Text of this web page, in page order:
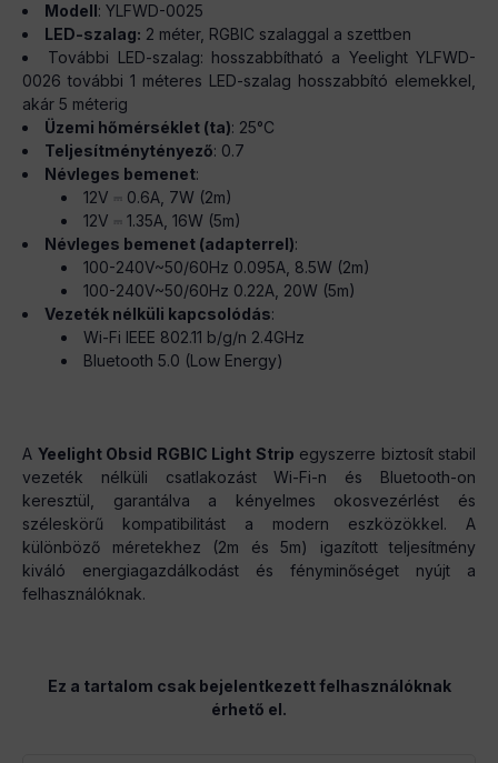
Modell: YLFWD-0025
LED-szalag: 2 méter, RGBIC szalaggal a szettben
További LED-szalag: hosszabbítható a Yeelight YLFWD-
0026 további 1 méteres LED-szalag hosszabbító elemekkel,
akár 5 méterig
Üzemi hőmérséklet (ta): 25°C
Teljesítménytényező: 0.7
Névleges bemenet:
12V ⎓ 0.6A, 7W (2m)
12V ⎓ 1.35A, 16W (5m)
Névleges bemenet (adapterrel):
100-240V~50/60Hz 0.095A, 8.5W (2m)
100-240V~50/60Hz 0.22A, 20W (5m)
Vezeték nélküli kapcsolódás:
Wi-Fi IEEE 802.11 b/g/n 2.4GHz
Bluetooth 5.0 (Low Energy)
A Yeelight Obsid RGBIC Light Strip egyszerre biztosít stabil
vezeték nélküli csatlakozást Wi-Fi-n és Bluetooth-on
keresztül, garantálva a kényelmes okosvezérlést és
széleskörű kompatibilitást a modern eszközökkel. A
különböző méretekhez (2m és 5m) igazított teljesítmény
kiváló energiagazdálkodást és fényminőséget nyújt a
felhasználóknak.
Ez a tartalom csak bejelentkezett felhasználóknak
érhető el.